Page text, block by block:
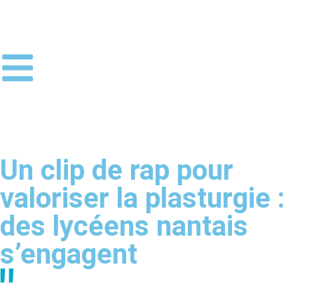
Un clip de rap pour
valoriser la plasturgie :
des lycéens nantais
s’engagent